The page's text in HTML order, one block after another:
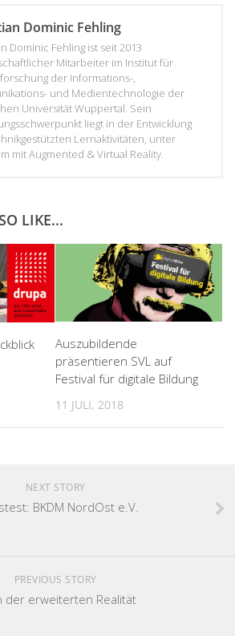
Dominic Fehling
Dominic Fehling ist seit 2013
Mitarbeiter im Institut für
der Informations-,
und Medientechnologie der
Universität Wuppertal. Sein
liegt in der Entwicklung
Lernaktivitäten, unter
mit Augmented & Virtual Reality.
LIKE...
Auszubildende
präsentieren SVL auf
Festival für digitale Bildung
11 JULI, 2018
NEXT STORY
BKDM NordOst e.V.
PREVIOUS STORY
der erweiterten Realität